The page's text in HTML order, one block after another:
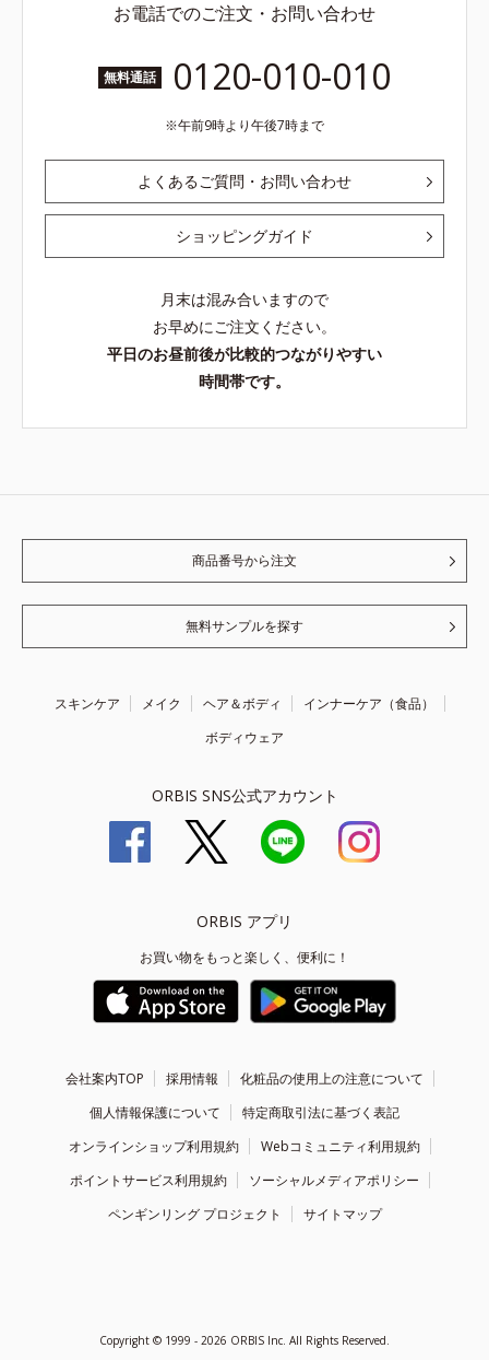
お電話でのご注文・お問い合わせ
無料通話 0120-010-010
午前9時より午後7時まで
よくあるご質問・お問い合わせ
ショッピングガイド
月末は混み合いますので
お早めにご注文ください。
平日のお昼前後が比較的つながりやすい
時間帯です。
商品番号から注文
無料サンプルを探す
スキンケア メイク ヘア＆ボディ
インナーケア（食品）
ボディウェア
ORBIS SNS公式アカウント
ORBIS アプリ
お買い物をもっと楽しく、便利に！
会社案内TOP 採用情報
化粧品の使用上の注意について
個人情報保護について
特定商取引法に基づく表記
オンラインショップ利用規約
Webコミュニティ利用規約
ポイントサービス利用規約
ソーシャルメディアポリシー
ペンギンリング プロジェクト
サイトマップ
Copyright © 1999 - 2026 ORBIS Inc. All Rights Reserved.